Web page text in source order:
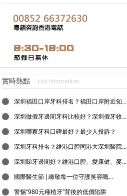
實時熱點 Hot Information
深圳福田口岸牙科排名？福田口岸附近知...
深圳做假牙邊間牙科比較好？深圳假牙收...
深圳哪家牙科口碑最好？最少人投訴？
深圳牙科排名？維港口腔同港大深圳醫院...
深圳睇牙邊間好？維港口腔、愛康健、麥...
國際醫生節 | 緻敬每一位守護笑容嘅...
警惕“980元種植牙”背後的低價陷阱